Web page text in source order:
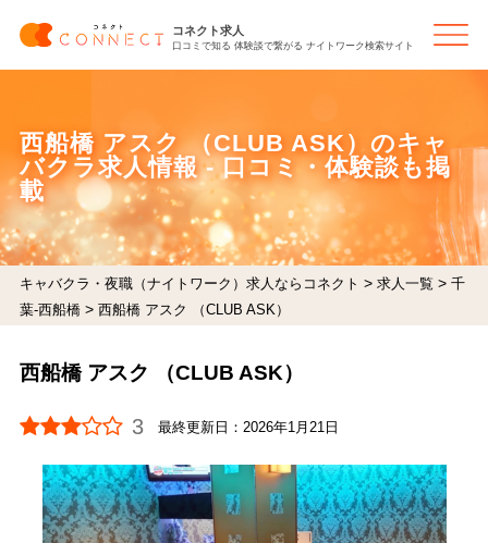
コネクト求人
口コミで知る 体験談で繋がる ナイトワーク検索サイト
西船橋 アスク （CLUB ASK）のキャ
バクラ求人情報 - 口コミ・体験談も掲
載
キャバクラ・夜職（ナイトワーク）求人ならコネクト > 求人一覧 > 千
葉-西船橋> 西船橋 アスク （CLUB ASK）
西船橋 アスク （CLUB ASK）
3 最終更新日：2026年1月21日